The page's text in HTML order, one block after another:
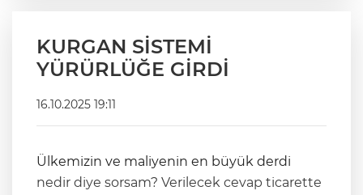
KURGAN SİSTEMİ
YÜRÜRLÜĞE GİRDİ
16.10.2025 19:11
Ülkemizin ve maliyenin en büyük derdi
nedir diye sorsam? Verilecek cevap ticarette